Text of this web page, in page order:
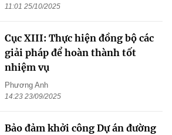
11:01 25/10/2025
Cục XIII: Thực hiện đồng bộ các
giải pháp để hoàn thành tốt
nhiệm vụ
Phương Anh
14:23 23/09/2025
Bảo đảm khởi công Dự án đường